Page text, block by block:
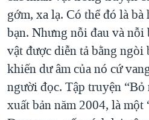
gớm, xa lạ. Có thể đó là
bạn. Nhưng nỗi đau và nỗi
vật được diễn tả bằng ngòi
khiến dư âm của nó cứ
người đọc. Tập truyện “Bỏ
xuất bản năm 2004, là một